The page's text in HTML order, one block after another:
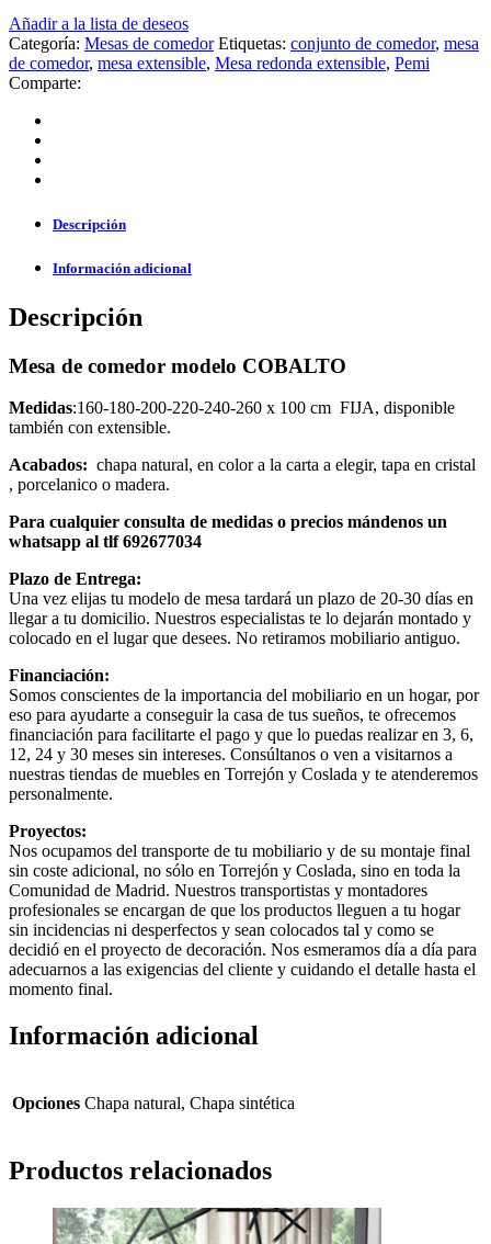
Añadir a la lista de deseos
Categoría: Mesas de comedor Etiquetas: conjunto de comedor, mesa
de comedor, mesa extensible, Mesa redonda extensible, Pemi
Comparte:
Descripción
Información adicional
Descripción
Mesa de comedor modelo COBALTO
Medidas:160-180-200-220-240-260 x 100 cm FIJA, disponible
también con extensible.
Acabados: chapa natural, en color a la carta a elegir, tapa en cristal
, porcelanico o madera.
Para cualquier consulta de medidas o precios mándenos un
whatsapp al tlf 692677034
Plazo de Entrega:
Una vez elijas tu modelo de mesa tardará un plazo de 20-30 días en
llegar a tu domicilio. Nuestros especialistas te lo dejarán montado y
colocado en el lugar que desees. No retiramos mobiliario antiguo.
Financiación:
Somos conscientes de la importancia del mobiliario en un hogar, por
eso para ayudarte a conseguir la casa de tus sueños, te ofrecemos
financiación para facilitarte el pago y que lo puedas realizar en 3, 6,
12, 24 y 30 meses sin intereses. Consúltanos o ven a visitarnos a
nuestras tiendas de muebles en Torrejón y Coslada y te atenderemos
personalmente.
Proyectos:
Nos ocupamos del transporte de tu mobiliario y de su montaje final
sin coste adicional, no sólo en Torrejón y Coslada, sino en toda la
Comunidad de Madrid. Nuestros transportistas y montadores
profesionales se encargan de que los productos lleguen a tu hogar
sin incidencias ni desperfectos y sean colocados tal y como se
decidió en el proyecto de decoración. Nos esmeramos día a día para
adecuarnos a las exigencias del cliente y cuidando el detalle hasta el
momento final.
Información adicional
Opciones Chapa natural, Chapa sintética
Productos relacionados